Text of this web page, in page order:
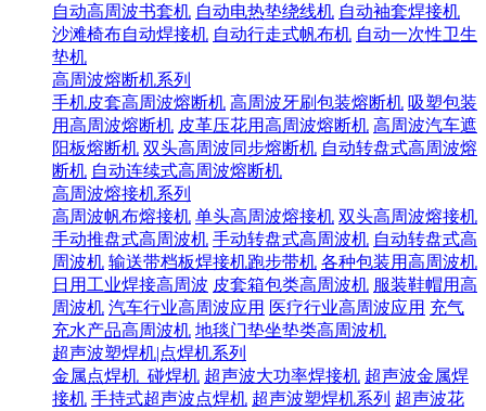
自动高周波书套机 自动电热垫绕线机 自动袖套焊接机
沙滩椅布自动焊接机 自动行走式帆布机 自动一次性卫生
垫机
高周波熔断机系列
手机皮套高周波熔断机 高周波牙刷包装熔断机 吸塑包装
用高周波熔断机 皮革压花用高周波熔断机 高周波汽车遮
阳板熔断机 双头高周波同步熔断机 自动转盘式高周波熔
断机 自动连续式高周波熔断机
高周波熔接机系列
高周波帆布熔接机 单头高周波熔接机 双头高周波熔接机
手动推盘式高周波机 手动转盘式高周波机 自动转盘式高
周波机 输送带档板焊接机跑步带机 各种包装用高周波机
日用工业焊接高周波 皮套箱包类高周波机 服装鞋帽用高
周波机 汽车行业高周波应用 医疗行业高周波应用 充气
充水产品高周波机 地毯门垫坐垫类高周波机
超声波塑焊机|点焊机系列
金属点焊机_碰焊机 超声波大功率焊接机 超声波金属焊
接机 手持式超声波点焊机 超声波塑焊机系列 超声波花